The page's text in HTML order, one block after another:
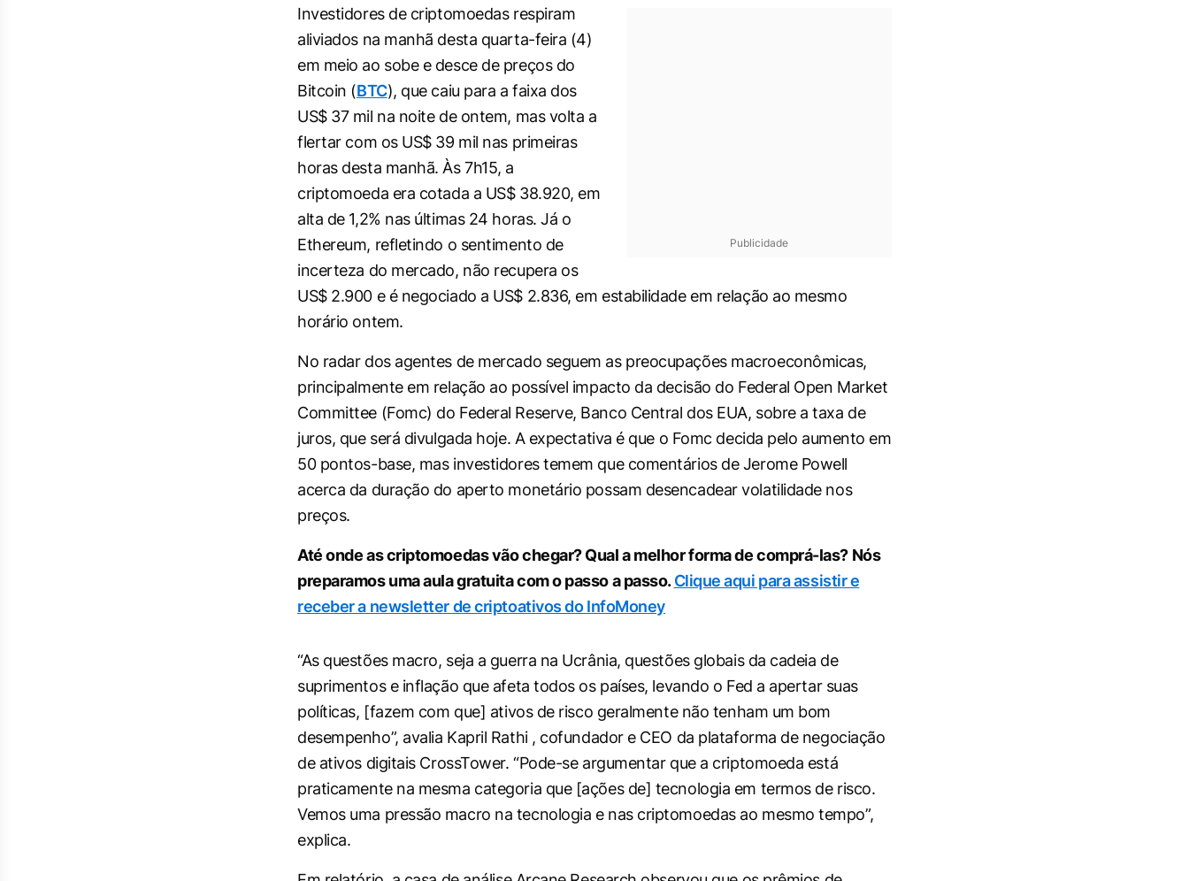
Publicidade
Investidores de criptomoedas respiram
aliviados na manhã desta quarta-feira (4)
em meio ao sobe e desce de preços do
Bitcoin (BTC), que caiu para a faixa dos
US$ 37 mil na noite de ontem, mas volta a
flertar com os US$ 39 mil nas primeiras
horas desta manhã. Às 7h15, a
criptomoeda era cotada a US$ 38.920, em
alta de 1,2% nas últimas 24 horas. Já o
Ethereum, refletindo o sentimento de
incerteza do mercado, não recupera os
US$ 2.900 e é negociado a US$ 2.836, em estabilidade em relação ao mesmo
horário ontem.
No radar dos agentes de mercado seguem as preocupações macroeconômicas,
principalmente em relação ao possível impacto da decisão do Federal Open Market
Committee (Fomc) do Federal Reserve, Banco Central dos EUA, sobre a taxa de
juros, que será divulgada hoje. A expectativa é que o Fomc decida pelo aumento em
50 pontos-base, mas investidores temem que comentários de Jerome Powell
acerca da duração do aperto monetário possam desencadear volatilidade nos
preços.
Até onde as criptomoedas vão chegar? Qual a melhor forma de comprá-las? Nós
preparamos uma aula gratuita com o passo a passo.Clique aqui para assistir e
receber a newsletter de criptoativos do InfoMoney
“As questões macro, seja a guerra na Ucrânia, questões globais da cadeia de
suprimentos e inflação que afeta todos os países, levando o Fed a apertar suas
políticas, [fazem com que] ativos de risco geralmente não tenham um bom
desempenho”, avalia Kapril Rathi , cofundador e CEO da plataforma de negociação
de ativos digitais CrossTower. “Pode-se argumentar que a criptomoeda está
praticamente na mesma categoria que [ações de] tecnologia em termos de risco.
Vemos uma pressão macro na tecnologia e nas criptomoedas ao mesmo tempo”,
explica.